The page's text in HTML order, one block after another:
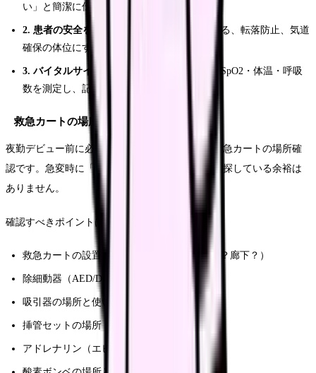
い」と簡潔に伝える
2. 患者の安全を確保する
：ベッドの柵を上げる、転落防止、気道
確保の体位にする
3. バイタルサインを測定する
：血圧・脈拍・SpO2・体温・呼吸
数を測定し、記録する
救急カートの場所と中身を確認しておく
夜勤デビュー前に必ずやっておくべきなのが、救急カートの場所確
認です。急変時に「救急カートどこだっけ？」と探している余裕は
ありません。
確認すべきポイントは以下の通りです。
救急カートの設置場所（ナースステーション？廊下？）
除細動器（AED/DC）の場所と電源の入れ方
吸引器の場所と使い方
挿管セットの場所
アドレナリン（エピネフリン）の保管場所